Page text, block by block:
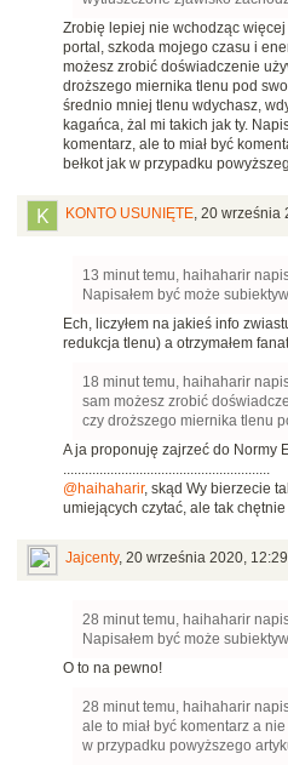
Zrobię lepiej nie wchodząc
portal, szkoda mojego czasu i
możesz zrobić doświadczenie
droższego miernika tlenu pod
średnio mniej tlenu wdychasz,
kagańca, żal mi takich jak ty.
komentarz, ale to miał być
bełkot jak w przypadku
KONTO USUNIĘTE, 20 września
13 minut temu, haihaharir
Napisałem być może
Ech, liczyłem na jakieś info
redukcja tlenu) a otrzymałem
18 minut temu, haihaharir
sam możesz zrobić
czy droższego miernika tlenu
A ja proponuję zajrzeć do Normy
.........................................................
@haihaharir, skąd Wy bierzecie
umiejących czytać, ale tak
Jajcenty, 20 września 2020, 12:29
28 minut temu, haihaharir
Napisałem być może
O to na pewno!
28 minut temu, haihaharir
ale to miał być komentarz a
w przypadku powyższego